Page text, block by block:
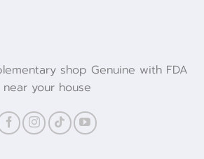
shop Genuine with FDA
near your house